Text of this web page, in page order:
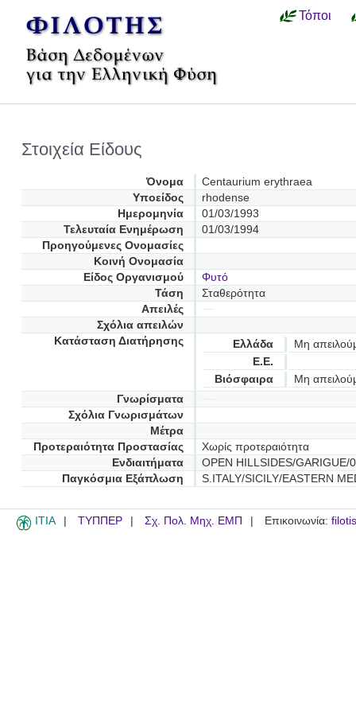
Τόποι
Στοιχεία Είδους
Όνομα
Centaurium erythraea
Υποείδος
rhodense
Ημερομηνία
01/03/1993
Τελευταία Ενημέρωση
01/03/1994
Προηγούμενες Oνομασίες
Κοινή Ονομασία
Είδος Οργανισμού
Φυτό
Τάση
Σταθερότητα
Απειλές
Σχόλια απειλών
Κατάσταση Διατήρησης
Ελλάδα
Μη
Ε.Ε.
Βιόσφαιρα
Μη
Γνωρίσματα
Σχόλια Γνωρισμάτων
Μέτρα
Προτεραιότητα Προστασίας
Χωρίς προτεραιότητα
Ενδιαιτήματα
OPEN HILLSIDES/GARIGUE/
Παγκόσμια Εξάπλωση
S.ITALY/SICILY/EASTERN
ITIA ΤΥΠΠΕΡ Σχ. Πολ. Μηχ. ΕΜΠ Επικοινωνία: